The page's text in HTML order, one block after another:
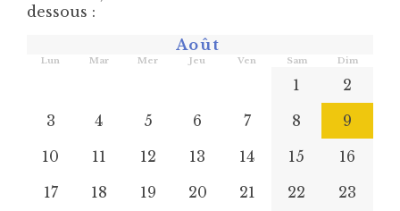
dessous :
Août
Lun Mar Mer Jeu Ven Sam Dim
1
2
3
4 5 6 7 8
9
10
11 12 13 14 15
16
17
18 19 20 21 22
23